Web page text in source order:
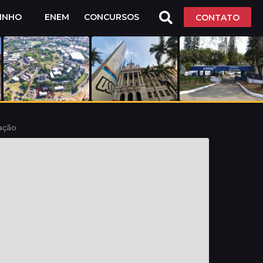
ENEM CONCURSOS CONTATO